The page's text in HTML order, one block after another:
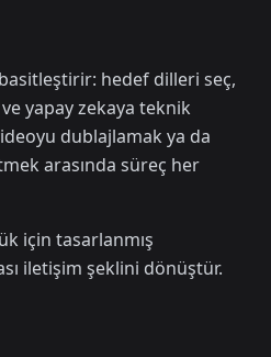
basitleştirir: hedef dilleri seç,
ve yapay zekaya teknik
dublajlamak ya da
arasında süreç her
için tasarlanmış
iletişim şeklini dönüştür.